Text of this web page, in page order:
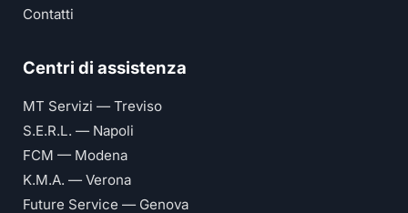
Contatti
Centri di assistenza
MT Servizi — Treviso
S.E.R.L. — Napoli
FCM — Modena
K.M.A. — Verona
Future Service — Genova